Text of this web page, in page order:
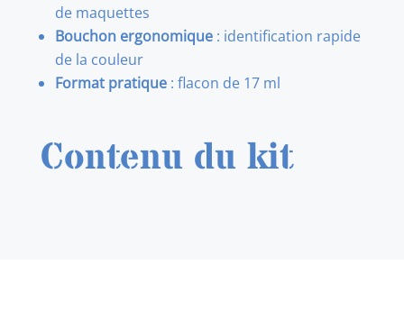
de maquettes
Bouchon ergonomique: identification rapide
de la couleur
Format pratique: flacon de 17 ml
Contenu du kit